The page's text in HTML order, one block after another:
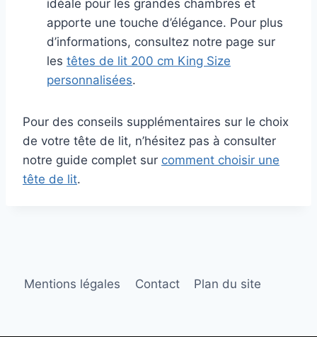
idéale pour les grandes chambres et
apporte une touche d’élégance. Pour plus
d’informations, consultez notre page sur
les têtes de lit 200 cm King Size
personnalisées.
Pour des conseils supplémentaires sur le choix
de votre tête de lit, n’hésitez pas à consulter
notre guide complet sur comment choisir une
tête de lit.
Mentions légales Contact Plan du site